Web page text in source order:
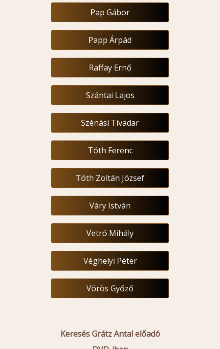
Pap Gábor
Papp Árpád
Raffay Ernő
Szántai Lajos
Szénási Tivadar
Tóth Ferenc
Tóth Zoltán József
Váry István
Vetró Mihály
Véghelyi Péter
Vörös Győző
Keresés Grátz Antal előadó